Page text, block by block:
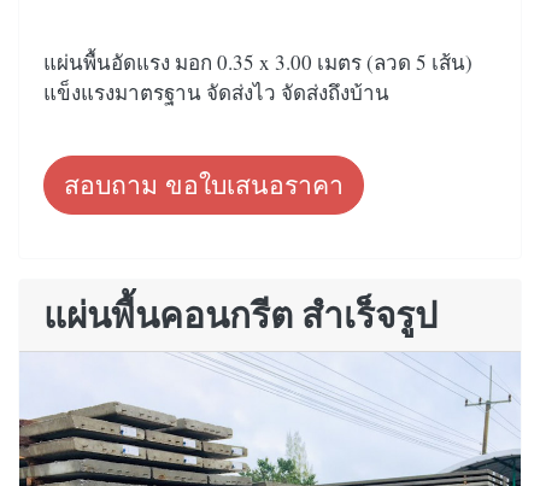
แผ่นพื้นอัดแรง มอก 0.35 x 3.00 เมตร (ลวด 5 เส้น)
แข็งแรงมาตรฐาน จัดส่งไว จัดส่งถึงบ้าน
สอบถาม ขอใบเสนอราคา
แผ่นพื้นคอนกรีต สำเร็จรูป